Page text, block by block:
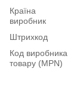
Країна
виробник
Штрихкод
Код виробника
товару (MPN)